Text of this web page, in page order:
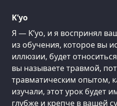
K’уо
Я — K’уо, и я воспринял
из обучения, которое вы
иллюзии, будет
вы называете травмой,
травматическим опытом,
изучали, этот урок будет
глубже и крепче в вашей